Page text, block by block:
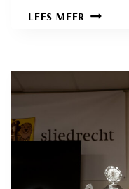
LEES MEER ZOMERSE